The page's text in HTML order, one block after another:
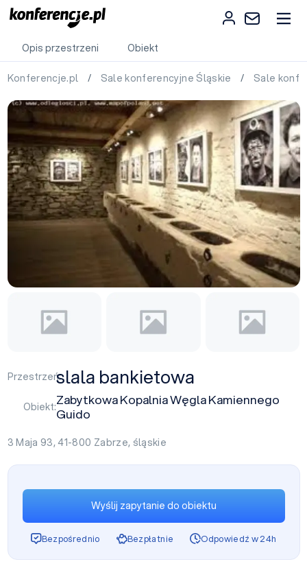
Opis przestrzeni Obiekt
Konferencje.pl / Sale konferencyjne Śląskie / Sale
Przestrzeń:slala bankietowa
Obiekt:Zabytkowa Kopalnia Węgla Kamiennego
Guido
3 Maja 93, 41-800 Zabrze, śląskie
Wyślij zapytanie do obiektu
Bezpośrednio Bezpłatnie Odpowiedź w 24h